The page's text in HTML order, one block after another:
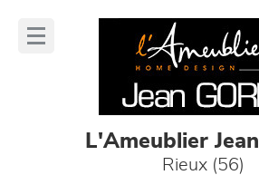
L'Ameublier
Rieux (56)